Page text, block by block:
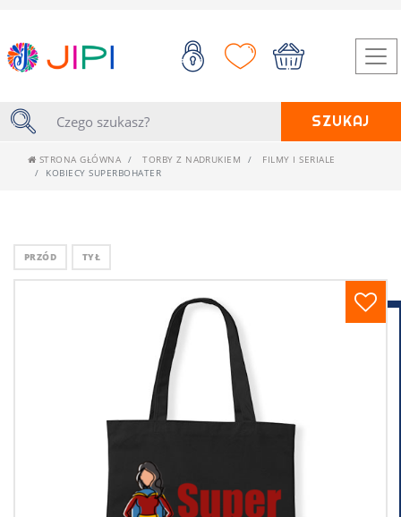
SZUKAJ
STRONA GŁÓWNA TORBY Z NADRUKIEM
FILMY I SERIALE
KOBIECY SUPERBOHATER
PRZÓD TYŁ